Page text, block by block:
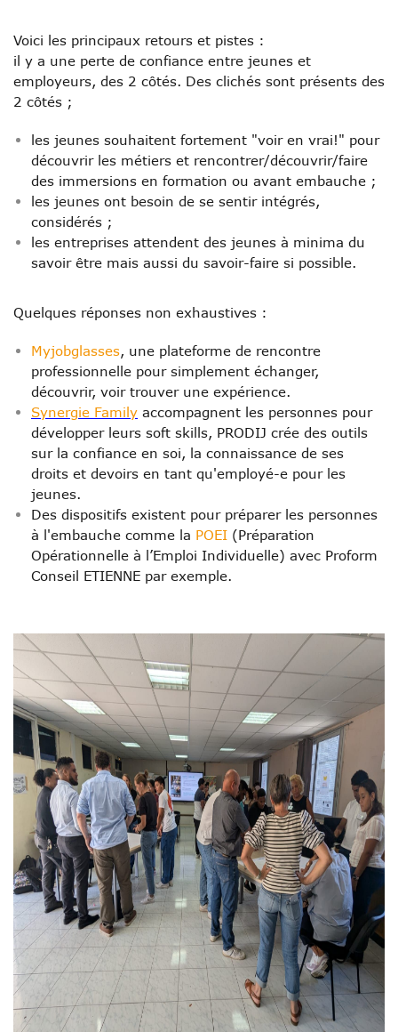
Voici les principaux retours et pistes :
il y a une perte de confiance entre jeunes et
employeurs, des 2 côtés. Des clichés sont présents des
2 côtés ;
les jeunes souhaitent fortement "voir en vrai!" pour
découvrir les métiers et rencontrer/découvrir/faire
des immersions en formation ou avant embauche ;
les jeunes ont besoin de se sentir intégrés,
considérés ;
les entreprises attendent des jeunes à minima du
savoir être mais aussi du savoir-faire si possible
Quelques réponses non exhaustives :
Myjobglasses , une plateforme de rencontre
professionnelle pour simplement échanger,
découvrir, voir trouver une expérience
Synergie Family accompagnent les personnes pour
développer leurs soft skills,
PRODIJ crée des outils
sur la confiance en soi, la connaissance de ses
droits et devoirs en tant qu'employé-e pour les
jeunes
Des dispositifs existent pour préparer les personnes
à l'embauche comme la POEI (Préparation
Opérationnelle à l’Emploi Individuelle) avec Proform
Conseil ETIENNE par exemple